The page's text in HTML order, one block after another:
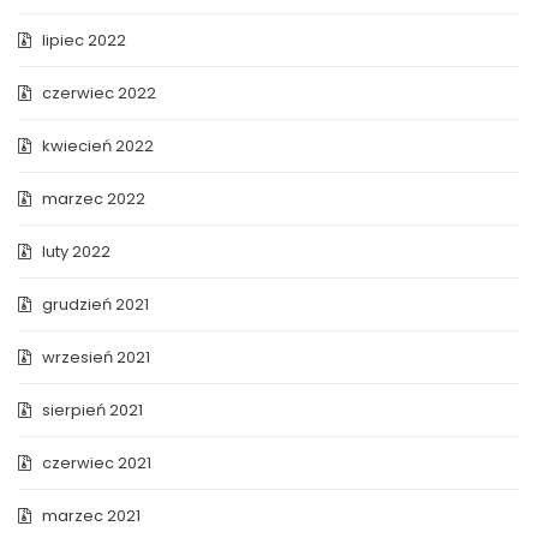
lipiec 2022
czerwiec 2022
kwiecień 2022
marzec 2022
luty 2022
grudzień 2021
wrzesień 2021
sierpień 2021
czerwiec 2021
marzec 2021